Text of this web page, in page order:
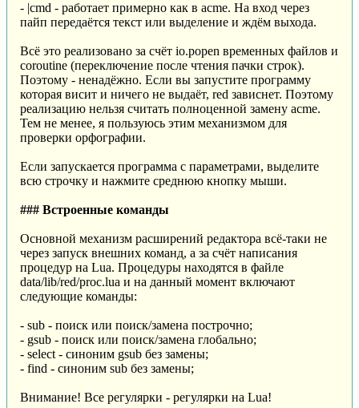
- |cmd - работает примерно как в acme. На вход через
пайп передаётся текст или выделение и ждём выхода.
Всё это реализовано за счёт io.popen временных файлов и
coroutine (переключение после чтения пачки строк).
Поэтому - ненадёжно. Если вы запустите программу
которая висит и ничего не выдаёт, red зависнет. Поэтому
реализацию нельзя считать полноценной замену acme.
Тем не менее, я пользуюсь этим механизмом для
проверки орфографии.
Если запускается программа с параметрами, выделите
всю строчку и нажмите среднюю кнопку мыши.
### Встроенные команды
Основной механизм расширений редактора всё-таки не
через запуск внешних команд, а за счёт написания
процедур на Lua. Процедуры находятся в файле
data/lib/red/proc.lua и на данный момент включают
следующие команды:
- sub - поиск или поиск/замена построчно;
- gsub - поиск или поиск/замена глобально;
- select - синоним gsub без замены;
- find - синоним sub без замены;
Внимание! Все регулярки - регулярки на Lua!